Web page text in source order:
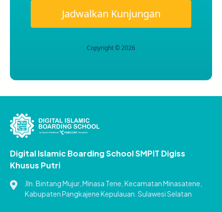
Jadwalkan Kunjungan
Copyright © 2026
Digital Islamic Boarding School SMPIT Digiss
Khusus Putri
Jln. Bintang Mujur, Minasa Tene, Kecamatan Minasatene,
Kabupaten Pangkajene Kepulauan. Sulawesi Selatan